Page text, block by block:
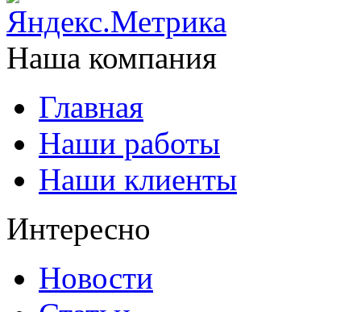
Наша компания
Главная
Наши работы
Наши клиенты
Интересно
Новости